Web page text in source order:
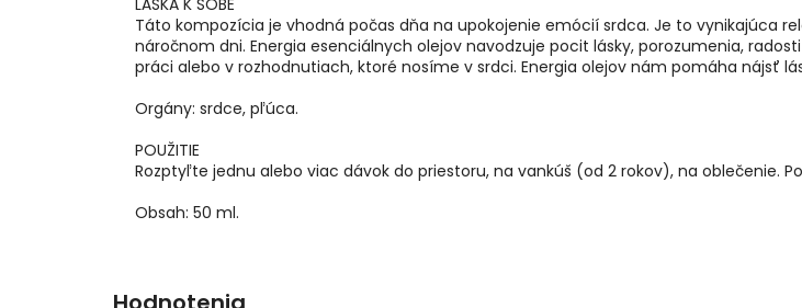
LÁSKA K SOBE
Táto kompozícia je vhodná počas dňa na upokojenie emócií srdca. Je to vynikajúca
náročnom dni. Energia esenciálnych olejov navodzuje pocit lásky, porozumenia,
práci alebo v rozhodnutiach, ktoré nosíme v srdci. Energia olejov nám pomáha nájsť
Orgány: srdce, pľúca.
POUŽITIE
Rozptyľte jednu alebo viac dávok do priestoru, na vankúš (od 2 rokov), na oblečenie.
Obsah: 50 ml.